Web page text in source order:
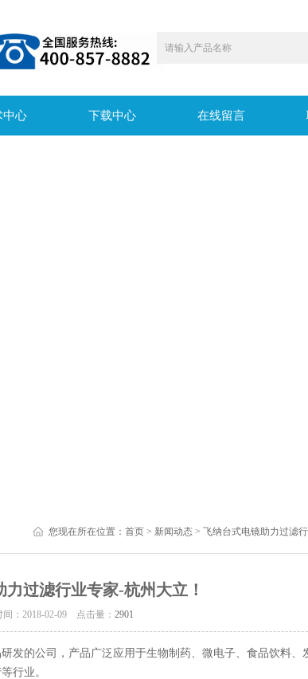
中心 下载中心 在线留言
您现在所在位置： 首页 > 新闻动态 > 飞纳台式电镜助力过滤
过滤行业专家-杭州大立！
：2018-02-09 点击量： 2901
发的公司，产品广泛应用于生物制药、微电子、食品饮料、
行业。